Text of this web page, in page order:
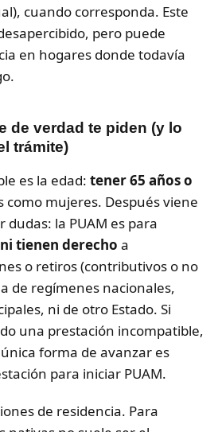
cuando corresponda. Este
pero puede
en hogares donde todavía
de verdad te piden (y lo
trámite)
es la edad: tener 65 años o
como mujeres. Después viene
la PUAM es para
tienen derecho a
o retiros (contributivos o no
de regímenes nacionales,
ni de otro Estado. Si
una prestación incompatible,
forma de avanzar es
para iniciar PUAM.
de residencia. Para